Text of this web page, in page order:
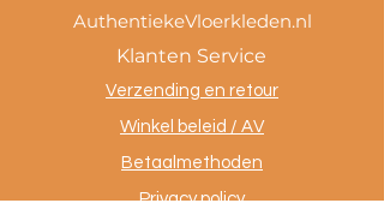
AuthentiekeVloerkleden.nl
Klanten Service
Verzending en retour
Winkel beleid / AV
Betaalmethoden
Privacy policy